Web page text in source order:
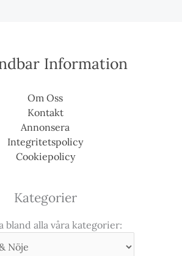
Information
Om Oss
Kontakt
Annonsera
Integritetspolicy
Cookiepolicy
Kategorier
bland alla våra kategorier: